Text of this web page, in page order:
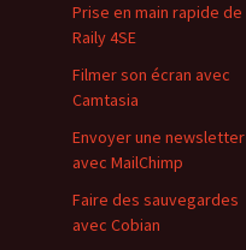
Prise en main rapide de
Raily 4SE
Filmer son écran avec
Camtasia
Envoyer une newsletter
avec MailChimp
Faire des sauvegardes
avec Cobian